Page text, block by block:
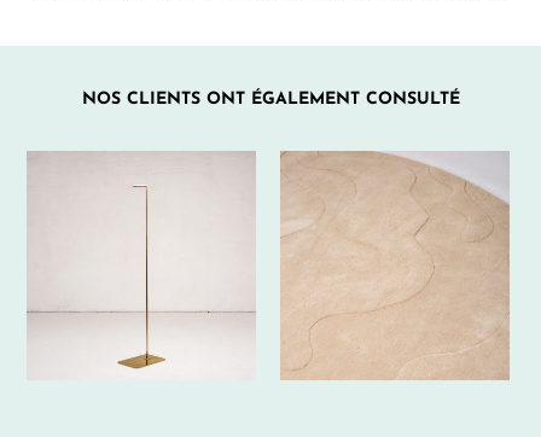
NOS CLIENTS ONT ÉGALEMENT CONSULTÉ